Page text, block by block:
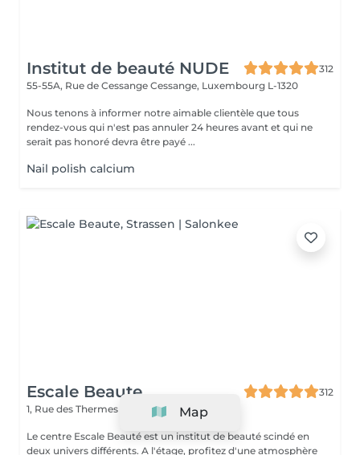
Institut de beauté NUDE
312
55-55A, Rue de Cessange Cessange, Luxembourg L-1320
Nous tenons à informer notre aimable clientèle que tous
rendez-vous qui n'est pas annuler 24 heures avant et qui ne
serait pas honoré devra être payé ...
Nail polish calcium
Escale Beaute
312
1, Rue des Thermes
Strassen L-8018
Le centre Escale Beauté est un institut de beauté scindé en
deux univers différents. A l'étage, profitez d'une atmosphère
Map